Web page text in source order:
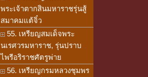
พระเจ้าตากสินมหาราชรุ่นสู้
สมาคมแต้จิ๋ว
55. เหรียญสมเด็จพระ
นเรศวรมหาราช, รุ่นปราบ
ไพรีอริราชศัตรูพ่าย
56. เหรียญกรมหลวงชุมพร